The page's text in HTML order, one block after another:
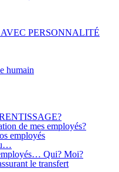
PERSONNALITÉ
humain
de mes employés?
employés
Qui? Moi?
le transfert